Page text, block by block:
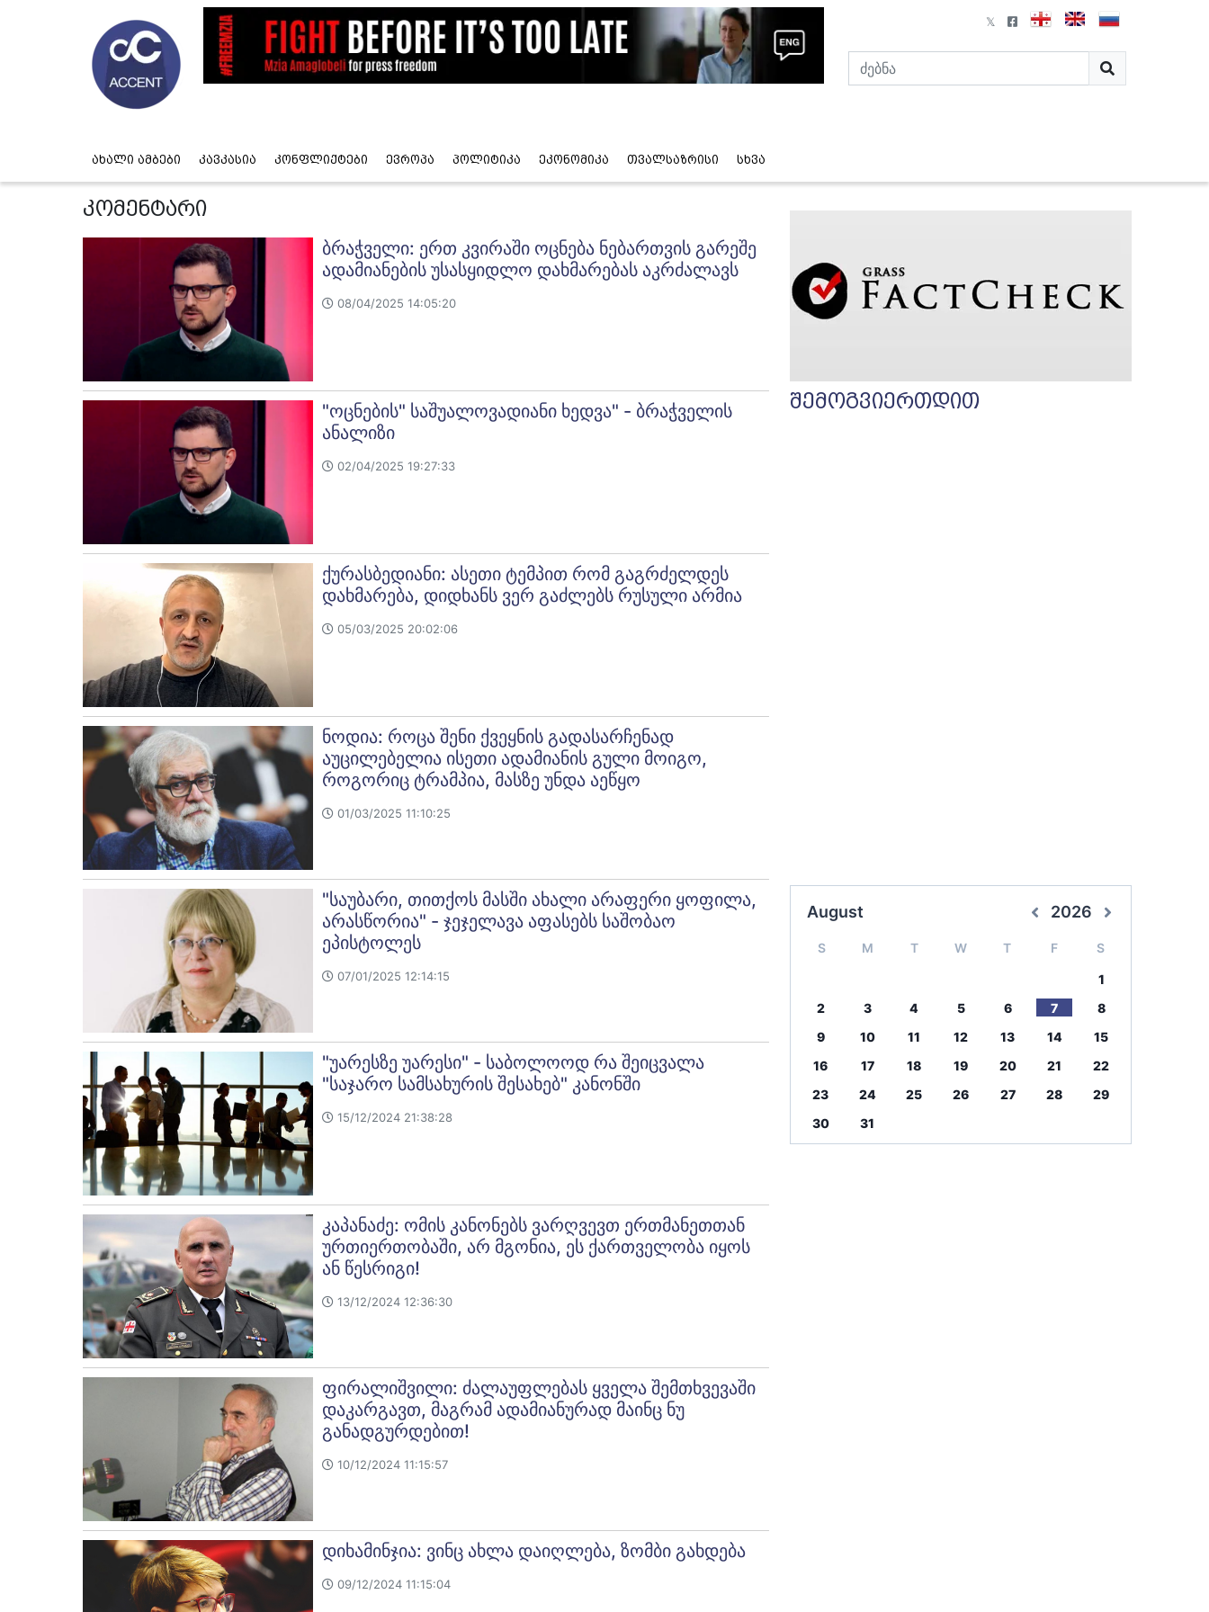
ახალი ამბები კავკასია კონფლიქტები ევროპა პოლიტიკა ეკონომიკა თვალსაზრისი სხვა
კომენტარი
ბრაჭველი: ერთ კვირაში ოცნება ნებართვის გარეშე
ადამიანების უსასყიდლო დახმარებას აკრძალავს
08/04/2025 14:05:20
"ოცნების" საშუალოვადიანი ხედვა" - ბრაჭველის
ანალიზი
02/04/2025 19:27:33
ქურასბედიანი: ასეთი ტემპით რომ გაგრძელდეს
დახმარება, დიდხანს ვერ გაძლებს რუსული არმია
05/03/2025 20:02:06
ნოდია: როცა შენი ქვეყნის გადასარჩენად
აუცილებელია ისეთი ადამიანის გული მოიგო,
როგორიც ტრამპია, მასზე უნდა აეწყო
01/03/2025 11:10:25
"საუბარი, თითქოს მასში ახალი არაფერი ყოფილა,
არასწორია" - ჯეჯელავა აფასებს საშობაო
ეპისტოლეს
07/01/2025 12:14:15
"უარესზე უარესი" - საბოლოოდ რა შეიცვალა
"საჯარო სამსახურის შესახებ" კანონში
15/12/2024 21:38:28
კაპანაძე: ომის კანონებს ვარღვევთ ერთმანეთთან
ურთიერთობაში, არ მგონია, ეს ქართველობა იყოს
ან წესრიგი!
13/12/2024 12:36:30
ფირალიშვილი: ძალაუფლებას ყველა შემთხვევაში
დაკარგავთ, მაგრამ ადამიანურად მაინც ნუ
განადგურდებით!
10/12/2024 11:15:57
დიხამინჯია: ვინც ახლა დაიღლება, ზომბი გახდება
09/12/2024 11:15:04
შემოგვიერთდით
August 2026
S M T W T F S
1
2
3 4 5 6 7
8
9
10 11 12 13 14
15
16
17 18 19 20 21
22
23
24 25 26 27 28
29
30
31